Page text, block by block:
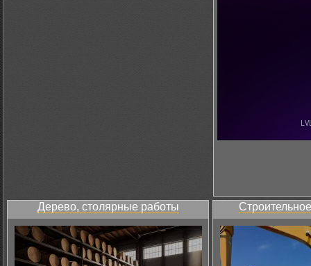
Дерево, столярные работы